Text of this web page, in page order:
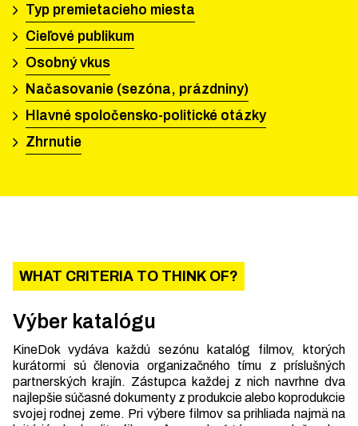
Typ premietacieho miesta
Cieľové publikum
Osobný vkus
Načasovanie (sezóna, prázdniny)
Hlavné spoločensko-politické otázky
Zhrnutie
WHAT CRITERIA TO THINK OF?
Výber katalógu
KineDok vydáva každú sezónu katalóg filmov, ktorých
kurátormi sú členovia organizačného tímu z príslušných
partnerských krajín. Zástupca každej z nich navrhne dva
najlepšie súčasné dokumenty z produkcie alebo koprodukcie
svojej rodnej zeme. Pri výbere filmov sa prihliada najmä na